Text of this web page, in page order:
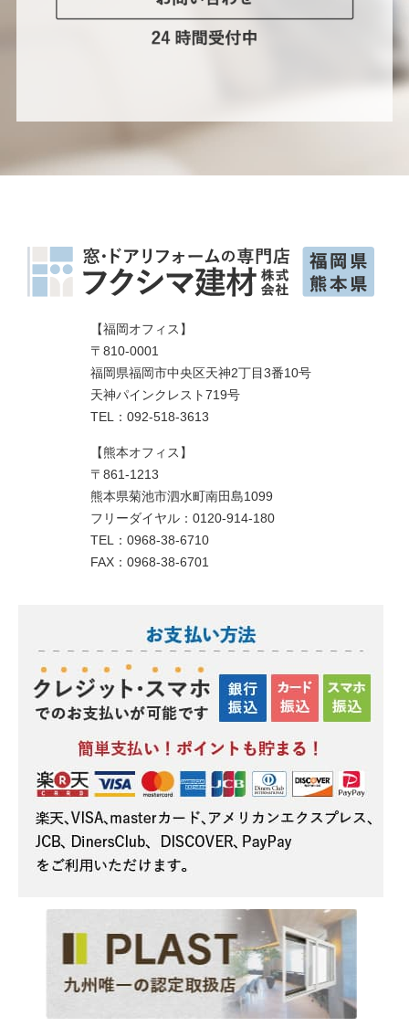
【福岡オフィス】
〒810-0001
福岡県福岡市中央区天神2丁目3番10号
天神パインクレスト719号
TEL：092-518-3613
【熊本オフィス】
〒861-1213
熊本県菊池市泗水町南田島1099
フリーダイヤル：0120-914-180
TEL：0968-38-6710
FAX：0968-38-6701